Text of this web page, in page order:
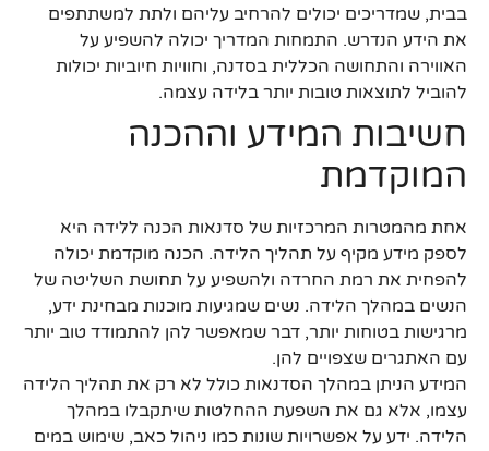
בבית, שמדריכים יכולים להרחיב עליהם ולתת למשתתפים
את הידע הנדרש. התמחות המדריך יכולה להשפיע על
האווירה והתחושה הכללית בסדנה, וחוויות חיוביות יכולות
להוביל לתוצאות טובות יותר בלידה עצמה.
חשיבות המידע וההכנה
המוקדמת
אחת מהמטרות המרכזיות של סדנאות הכנה ללידה היא
לספק מידע מקיף על תהליך הלידה. הכנה מוקדמת יכולה
להפחית את רמת החרדה ולהשפיע על תחושת השליטה של
הנשים במהלך הלידה. נשים שמגיעות מוכנות מבחינת ידע,
מרגישות בטוחות יותר, דבר שמאפשר להן להתמודד טוב יותר
עם האתגרים שצפויים להן.
המידע הניתן במהלך הסדנאות כולל לא רק את תהליך הלידה
עצמו, אלא גם את השפעת ההחלטות שיתקבלו במהלך
הלידה. ידע על אפשרויות שונות כמו ניהול כאב, שימוש במים